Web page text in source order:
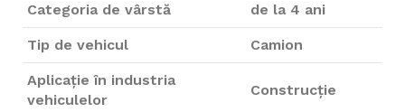
Categoria de vârstă de la 4 ani
Tip de vehicul Camion
Aplicație în industria
vehiculelor
Construcție